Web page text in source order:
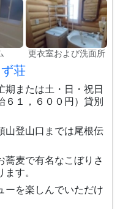
更衣室および洗面所
荘
期または土・日・祝日
６１，６００円）貸別
山登山口までは尾根伝
麦で有名なこぼりさ
す。
ーを楽しんでいただけ